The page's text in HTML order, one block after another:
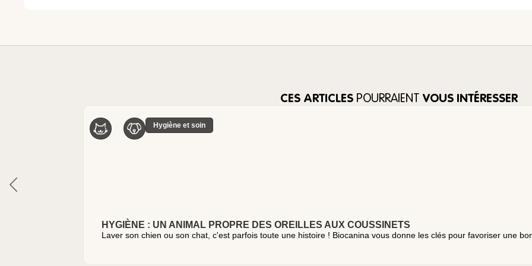
CES ARTICLES POURRAIENT VOUS INTÉRESSER
Hygiène et soin
HYGIÈNE : UN ANIMAL PROPRE DES OREILLES AUX COUSSINETS
Laver son chien ou son chat, c'est parfois toute une histoire ! Biocanina vous donne les clés pour favoriser une